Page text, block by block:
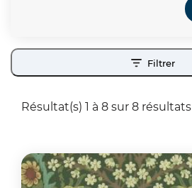
Filtrer
Résultat(s) 1 à 8 sur 8 résultats